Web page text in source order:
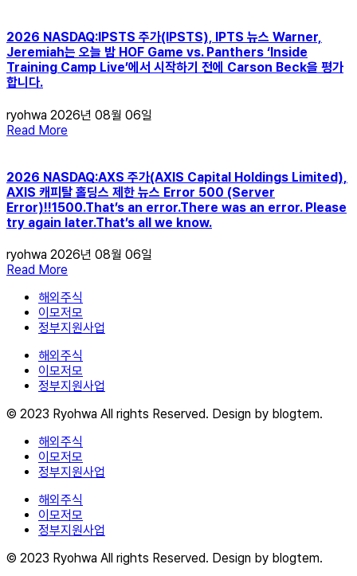
2026 NASDAQ:IPSTS 주가(IPSTS), IPTS 뉴스 Warner,
Jeremiah는 오늘 밤 HOF Game vs. Panthers ‘Inside
Training Camp Live’에서 시작하기 전에 Carson Beck을 평가
합니다.
ryohwa 2026년 08월 06일
Read More
2026 NASDAQ:AXS 주가(AXIS Capital Holdings Limited),
AXIS 캐피탈 홀딩스 제한 뉴스 Error 500 (Server
Error)!!1500.That’s an error.There was an error. Please
try again later.That’s all we know.
ryohwa 2026년 08월 06일
Read More
해외주식
이모저모
정부지원사업
해외주식
이모저모
정부지원사업
© 2023 Ryohwa All rights Reserved. Design by blogtem.
해외주식
이모저모
정부지원사업
해외주식
이모저모
정부지원사업
© 2023 Ryohwa All rights Reserved. Design by blogtem.